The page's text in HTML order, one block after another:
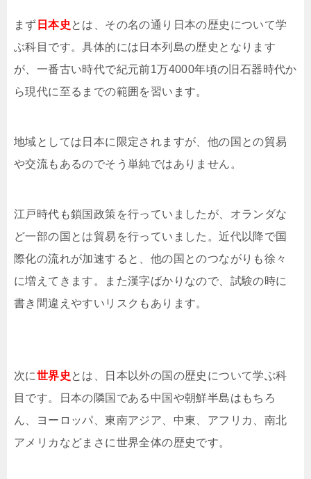
まず 日本史 とは、その名の通り日本の歴史について学
ぶ科目です。具体的には日本列島の歴史となります
が、一番古い時代で紀元前1万4000年頃の旧石器時代か
ら現代に至るまでの範囲を習います。
地域としては日本に限定されますが、他の国との貿易
や交流もあるのでそう単純ではありません。
江戸時代も鎖国政策を行っていましたが、オランダな
ど一部の国とは貿易を行っていました。近代以降で国
際化の流れが加速すると、他の国とのつながりも徐々
に増えてきます。また漢字ばかりなので、試験の時に
書き間違えやすいリスクもあります。
次に世界史 とは、日本以外の国の歴史について学ぶ科
目です。日本の隣国である中国や朝鮮半島はもちろ
ん、ヨーロッパ、東南アジア、中東、アフリカ、南北
アメリカなどまさに世界全体の歴史です。